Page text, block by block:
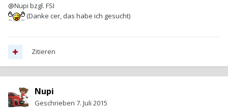
@Nupi bzgl. FSI
(Danke cer, das habe ich gesucht)
Zitieren
Nupi
Geschrieben 7. Juli 2015